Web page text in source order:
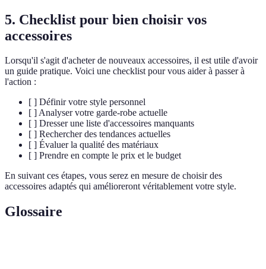
5. Checklist pour bien choisir vos
accessoires
Lorsqu'il s'agit d'acheter de nouveaux accessoires, il est utile d'avoir
un guide pratique. Voici une checklist pour vous aider à passer à
l'action :
[ ] Définir votre style personnel
[ ] Analyser votre garde-robe actuelle
[ ] Dresser une liste d'accessoires manquants
[ ] Rechercher des tendances actuelles
[ ] Évaluer la qualité des matériaux
[ ] Prendre en compte le prix et le budget
En suivant ces étapes, vous serez en mesure de choisir des
accessoires adaptés qui amélioreront véritablement votre style.
Glossaire